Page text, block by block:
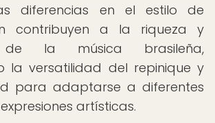
diferencias en el estilo de
contribuyen a la riqueza y
de la música brasileña,
la versatilidad del repinique y
para adaptarse a diferentes
artísticas.